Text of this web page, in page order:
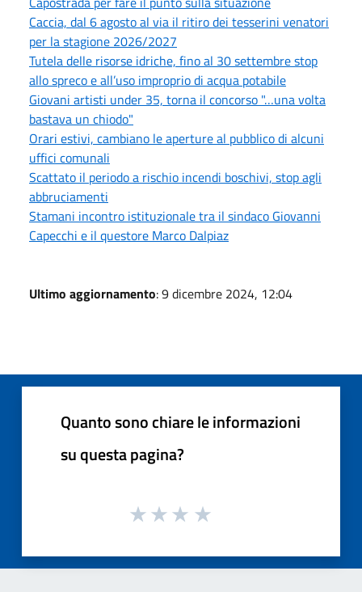
Caccia, dal 6 agosto al via il ritiro dei tesserini venatori
per la stagione 2026/2027
Tutela delle risorse idriche, fino al 30 settembre stop
allo spreco e all’uso improprio di acqua potabile
Giovani artisti under 35, torna il concorso "…una volta
bastava un chiodo"
Orari estivi, cambiano le aperture al pubblico di alcuni
uffici comunali
Scattato il periodo a rischio incendi boschivi, stop agli
abbruciamenti
Stamani incontro istituzionale tra il sindaco Giovanni
Capecchi e il questore Marco Dalpiaz
Ultimo aggiornamento: 9 dicembre 2024, 12:04
Quanto sono chiare le informazioni
su questa pagina?